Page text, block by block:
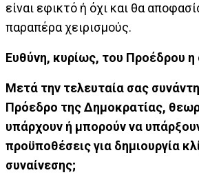
είναι εφικτό ή όχι και θα
παραπέρα χειρισμούς.
Ευθύνη, κυρίως, του Προέδρου η
Μετά την τελευταία σας
Πρόεδρο της Δημοκρατίας,
υπάρχουν ή μπορούν να
προϋποθέσεις για δημιουργία
συναίνεσης;